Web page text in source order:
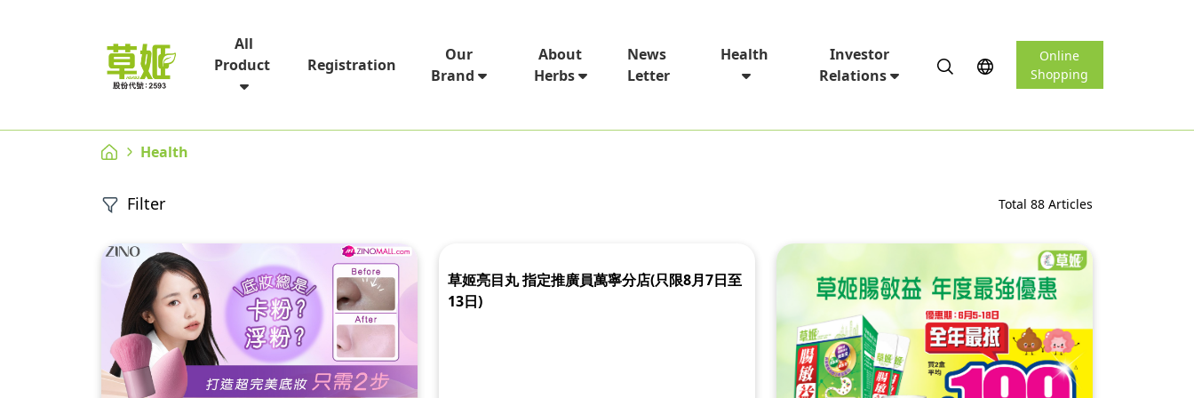
All
Product
Registration
Our
Brand
About
Herbs
News
Letter
Health
Investor
Relations
Online
Shopping
Health
Filter Total 88 Articles
草姬亮目丸 指定推廣員萬寧分店(只限8月7日至
13日)